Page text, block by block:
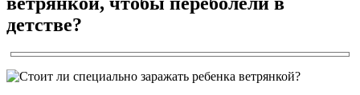
детстве?